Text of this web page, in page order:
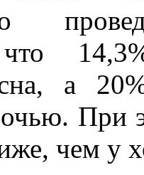
что
а
При
чем у